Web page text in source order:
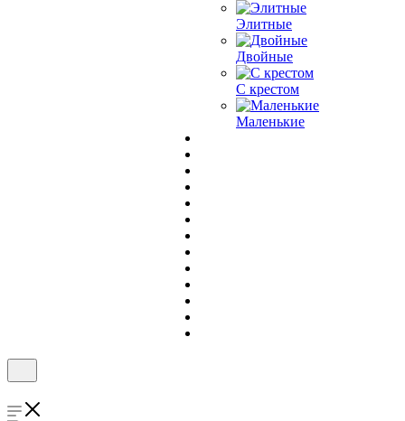
Элитные
Двойные
С крестом
Маленькие